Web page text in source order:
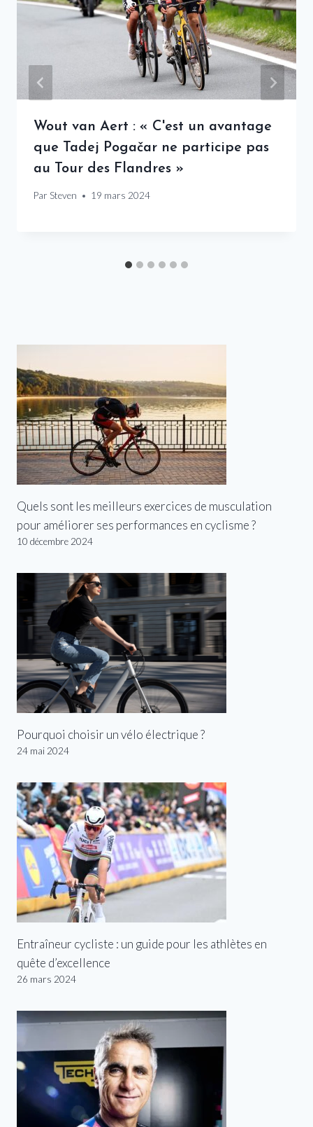
Wout van Aert : « C'est un avantage
que Tadej Pogačar ne participe pas
au Tour des Flandres »
Par Steven 19 mars 2024
Quels sont les meilleurs exercices de musculation
pour améliorer ses performances en cyclisme ?
10 décembre 2024
Pourquoi choisir un vélo électrique ?
24 mai 2024
Entraîneur cycliste : un guide pour les athlètes en
quête d’excellence
26 mars 2024